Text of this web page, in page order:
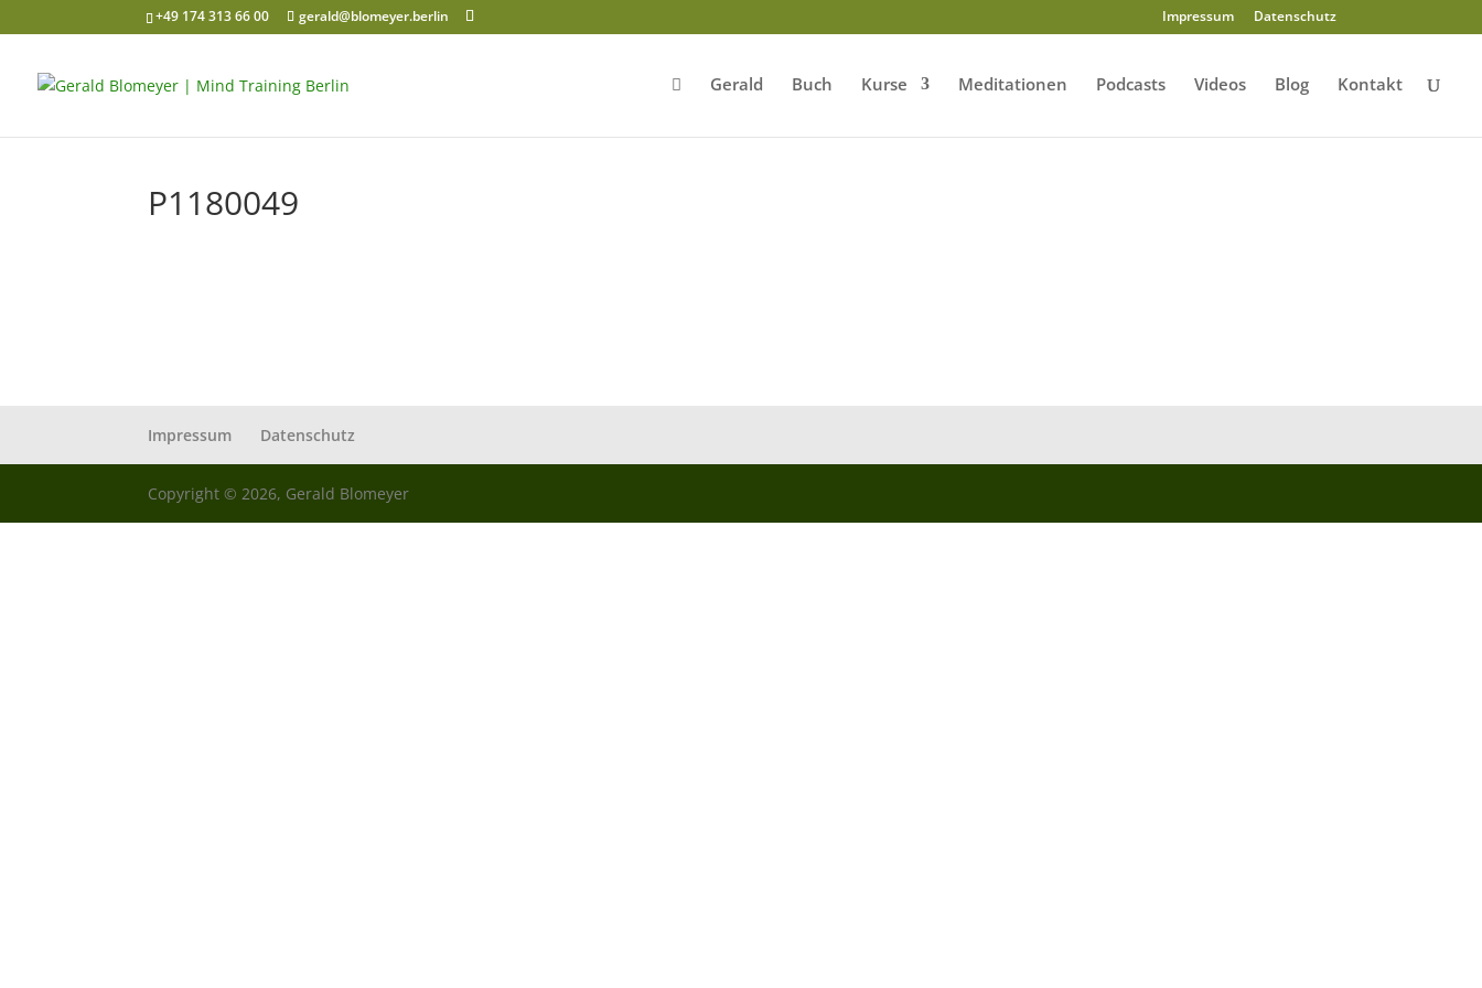
+49 174 313 66 00 gerald@blomeyer.berlin Impressum Datenschutz
Gerald Buch Kurse Meditationen Podcasts Videos Blog Kontakt
P1180049
Impressum Datenschutz
Copyright © 2026, Gerald Blomeyer